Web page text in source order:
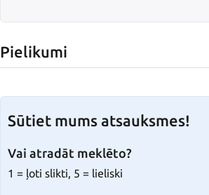
Pielikumi
Sūtiet mums atsauksmes!
Vai atradāt meklēto?
1 = ļoti slikti, 5 = lieliski